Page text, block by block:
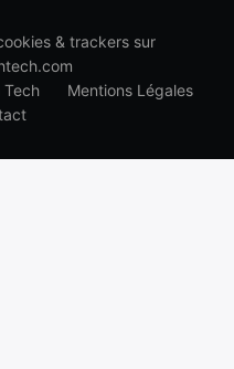
& trackers sur
Tech
Mentions Légales